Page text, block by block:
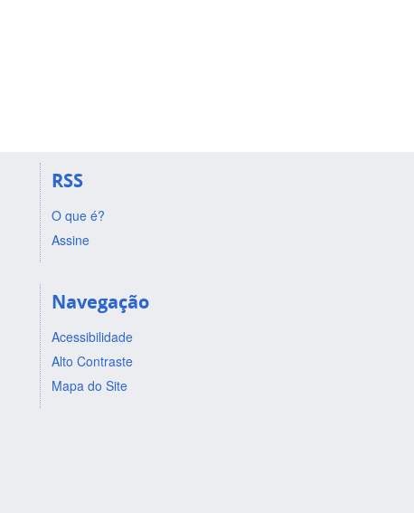
RSS
O que é?
Assine
Navegação
Acessibilidade
Alto Contraste
Mapa do Site